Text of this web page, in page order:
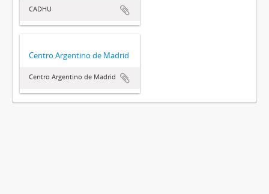
CADHU
Centro Argentino de Madrid
Centro Argentino de Madrid